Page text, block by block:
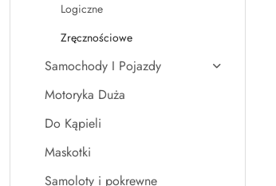
Logiczne
Zręcznościowe
Samochody I Pojazdy
Motoryka Duża
Do Kąpieli
Maskotki
Samoloty i pokrewne